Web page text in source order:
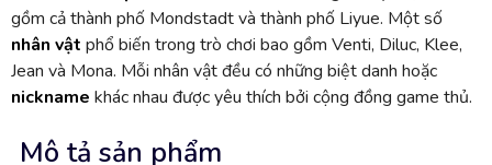
gồm cả thành phố Mondstadt và thành phố Liyue. Một số
nhân vật phổ biến trong trò chơi bao gồm Venti, Diluc, Klee,
Jean và Mona. Mỗi nhân vật đều có những biệt danh hoặc
nickname khác nhau được yêu thích bởi cộng đồng game thủ.
Mô tả sản phẩm